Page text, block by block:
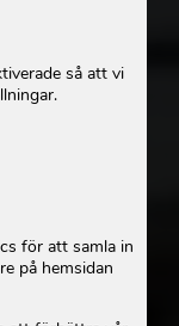
så att vi
för att samla in
på hemsidan